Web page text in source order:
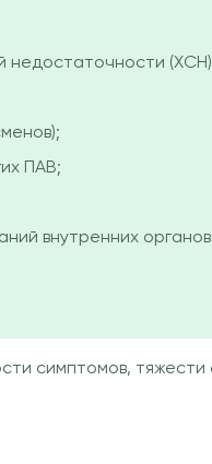
недостаточности
ПАВ;
внутренних
симптомов, тяжести